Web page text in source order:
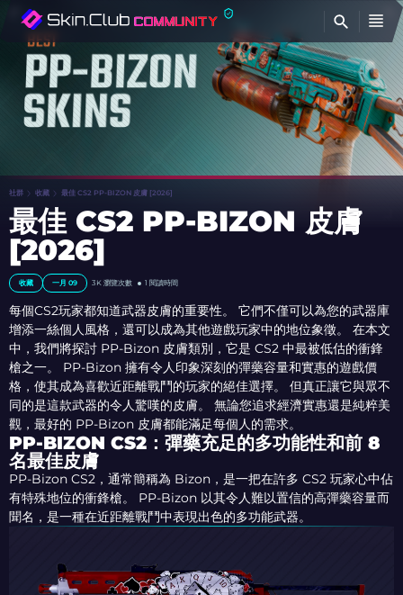
社群 收藏 最佳 CS2 PP-BIZON 皮膚 [2026]
最佳 CS2 PP-BIZON 皮膚
[2026]
收藏 一月 09 3K 瀏覽次數 1 閱讀時間
每個CS2玩家都知道武器皮膚的重要性。 它們不僅可以為您的武器庫
增添一絲個人風格，還可以成為其他遊戲玩家中的地位象徵。 在本文
中，我們將探討 PP-Bizon 皮膚類別，它是 CS2 中最被低估的衝鋒
槍之一。 PP-Bizon 擁有令人印象深刻的彈藥容量和實惠的遊戲價
格，使其成為喜歡近距離戰鬥的玩家的絕佳選擇。 但真正讓它與眾不
同的是這款武器的令人驚嘆的皮膚。 無論您追求經濟實惠還是純粹美
觀，最好的 PP-Bizon 皮膚都能滿足每個人的需求。
PP-BIZON CS2：彈藥充足的多功能性和前 8
名最佳皮膚
PP-Bizon CS2，通常簡稱為 Bizon，是一把在許多 CS2 玩家心中佔
有特殊地位的衝鋒槍。 PP-Bizon 以其令人難以置信的高彈藥容量而
聞名，是一種在近距離戰鬥中表現出色的多功能武器。